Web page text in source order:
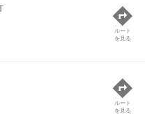
ルート
を見る
ルート
を見る